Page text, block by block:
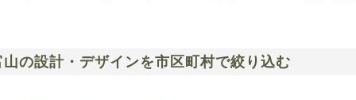
山の設計・デザインを市区町村で絞り込む